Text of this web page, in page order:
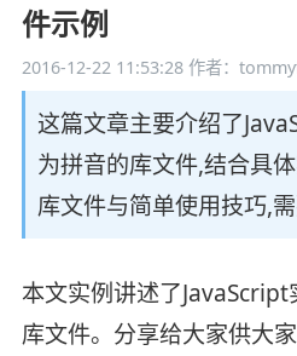
件示例
2016-12-22 11:53:28作者：
这篇文章主要介绍了
为拼音的库文件,结合具
库文件与简单使用技巧,
本文实例讲述了
库文件。分享给大家供大